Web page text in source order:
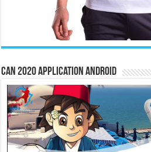
CAN 2020 Application Android